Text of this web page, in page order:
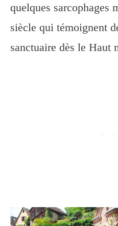
quelques sarcophages
siècle qui témoignent
sanctuaire dès le Haut